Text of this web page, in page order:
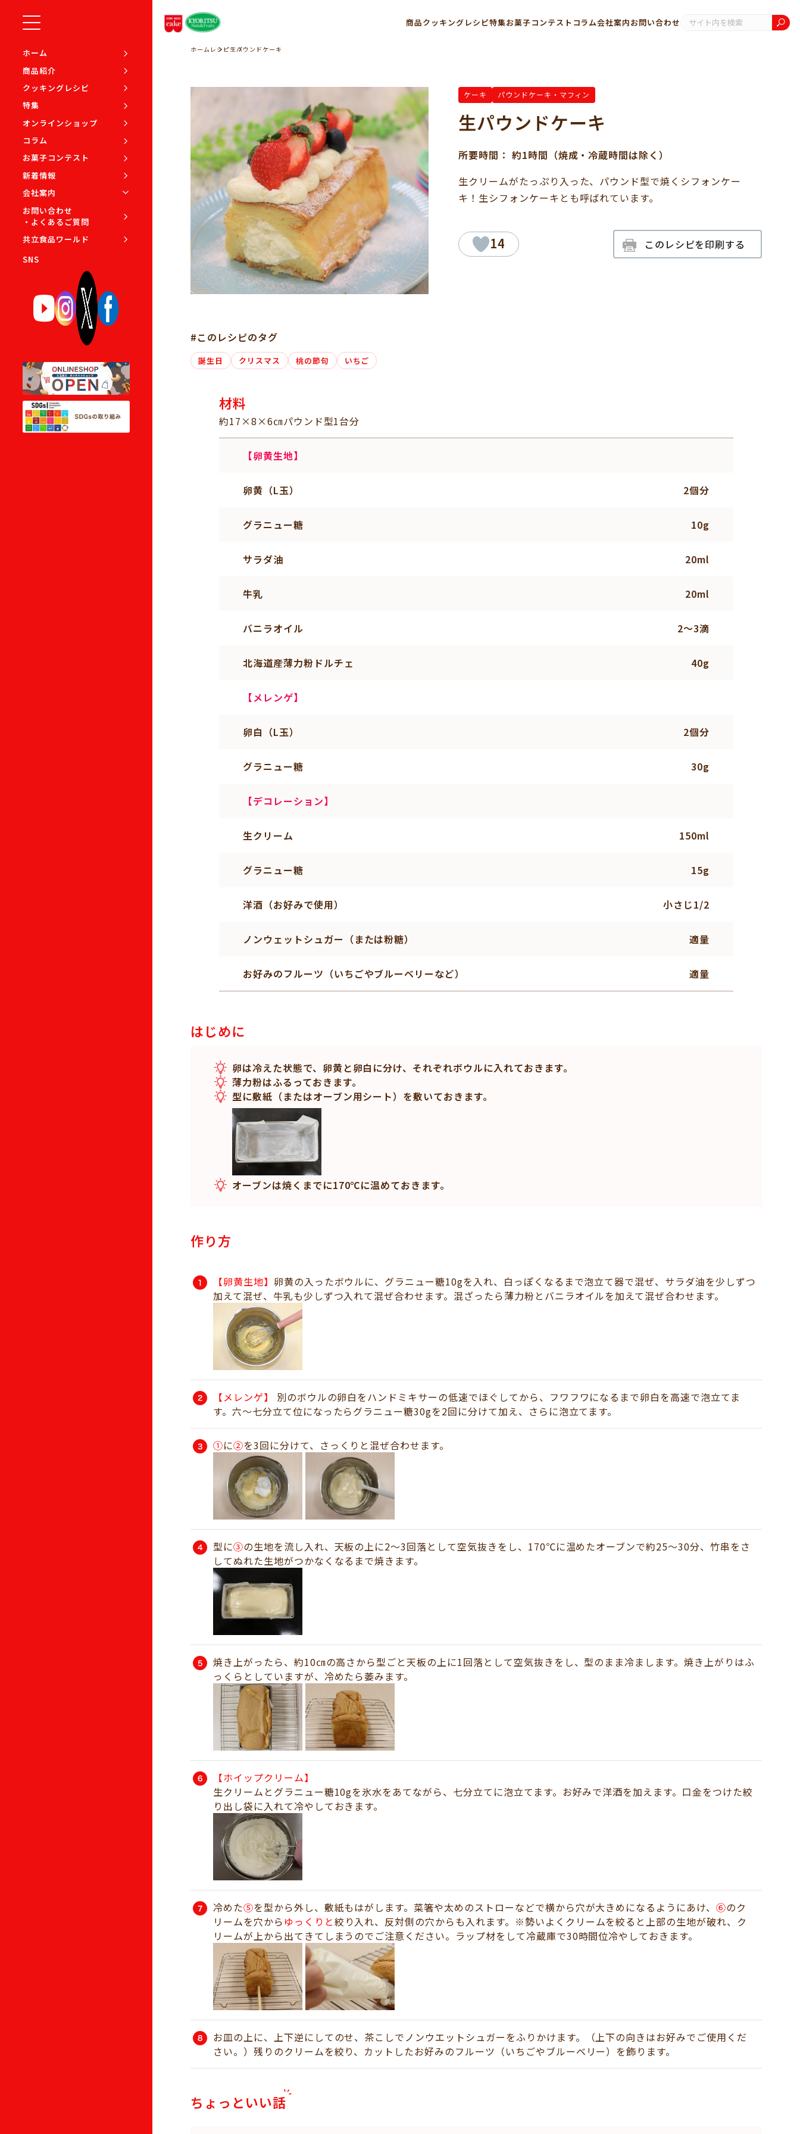
ホーム
商品紹介
クッキングレシピ
特集
オンラインショップ
コラム
お菓子コンテスト
新着情報
会社案内
お問い合わせ
・よくあるご質問
共立食品ワールド
SNS
商品クッキングレシピ特集お菓子コンテスト コラム会社案内お問い合わせ
ホーム レシピ生パウンドケーキ
ケーキ パウンドケーキ・マフィン
生パウンドケーキ
所要時間： 約1時間（焼成・冷蔵時間は除く）
生クリームがたっぷり入った、パウンド型で焼くシフォンケー
キ！生シフォンケーキとも呼ばれています。
14 このレシピを印刷する
#このレシピのタグ
誕生日 クリスマス 桃の節句 いちご
材料
約17×8×6㎝パウンド型1台分
【卵黄生地】
卵黄（L玉） 2個分
グラニュー糖 10g
サラダ油 20ml
牛乳 20ml
バニラオイル 2～3滴
北海道産薄力粉ドルチェ 40g
【メレンゲ】
卵白（L玉） 2個分
グラニュー糖 30g
【デコレーション】
生クリーム 150ml
グラニュー糖 15g
洋酒（お好みで使用） 小さじ1/2
ノンウェットシュガー（または粉糖） 適量
お好みのフルーツ（いちごやブルーベリーなど） 適量
はじめに
卵は冷えた状態で、卵黄と卵白に分け、それぞれボウルに入れておきます。
薄力粉はふるっておきます。
型に敷紙（またはオーブン用シート）を敷いておきます。
オーブンは焼くまでに170℃に温めておきます。
作り方
【卵黄生地】 卵黄の入ったボウルに、グラニュー糖10gを入れ、白っぽくなるまで泡立て器で混ぜ、サラダ油を少しずつ
加えて混ぜ、牛乳も少しずつ入れて混ぜ合わせます。混ざったら薄力粉とバニラオイルを加えて混ぜ合わせます。
【メレンゲ】
別のボウルの卵白をハンドミキサーの低速でほぐしてから、フワフワになるまで卵白を高速で泡立てま
す。六～七分立て位になったらグラニュー糖30gを2回に分けて加え、さらに泡立てます。
①に②を3回に分けて、さっくりと混ぜ合わせます。
型に③の生地を流し入れ、天板の上に2～3回落として空気抜きをし、170℃に温めたオーブンで約25～30分、竹串をさ
してぬれた生地がつかなくなるまで焼きます。
焼き上がったら、約10㎝の高さから型ごと天板の上に1回落として空気抜きをし、型のまま冷まします。焼き上がりはふ
っくらとしていますが、冷めたら萎みます。
【ホイップクリーム】
生クリームとグラニュー糖10gを氷水をあてながら、七分立てに泡立てます。お好みで洋酒を加えます。口金をつけた絞
り出し袋に入れて冷やしておきます。
冷めた⑤を型から外し、敷紙もはがします。菜箸や太めのストローなどで横から穴が大きめになるようにあけ、⑥のク
リームを穴から ゆっくりと絞り入れ、反対側の穴からも入れます。※勢いよくクリームを絞ると上部の生地が破れ、ク
リームが上から出てきてしまうのでご注意ください。ラップ材をして冷蔵庫で30時間位冷やしておきます。
お皿の上に、上下逆にしてのせ、茶こしでノンウエットシュガーをふりかけます。（上下の向きはお好みでご使用くだ
さい。）残りのクリームを絞り、カットしたお好みのフルーツ（いちごやブルーベリー）を飾ります。
ちょっといい話